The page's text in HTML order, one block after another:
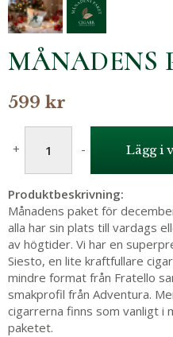
MÅNADENS
599 kr
+ - Lägg i
Produktbeskrivning:
Månadens paket för
alla har sin plats till vardags
av högtider. Vi har en
Siesto, en lite kraftfullare
mindre format från Fratello
smakprofil från Adventura.
cigarrerna finns som vanligt i
paketet.